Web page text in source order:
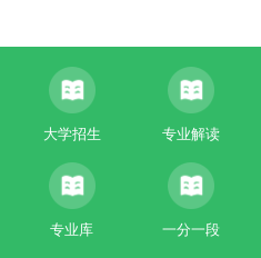
大学招生 专业解读
专业库 一分一段